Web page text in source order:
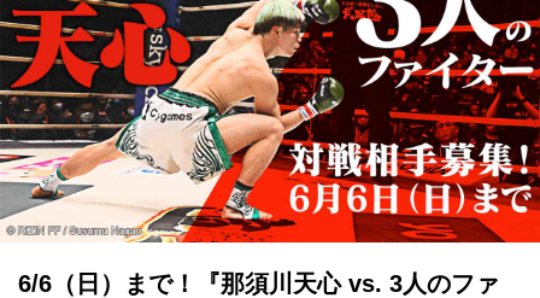
6/6（日）まで！『那須川天心 vs. 3人のファ